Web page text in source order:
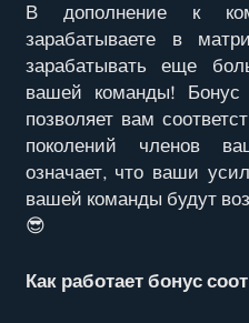
В дополнение к
зарабатываете в
зарабатывать еще
вашей команды! Бонус
позволяет вам
поколений членов
означает, что ваши
вашей команды будут
😎
Как работает бонус